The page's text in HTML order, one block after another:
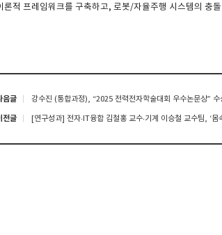
론적 프레임워크를 구축하고, 로봇/자율주행 시스템의 충
음글 강수진 (통합과정), “2025 전력전자학술대회 우수논문상” 수
전글 [연구성과] 전자‧IT융합 김철홍 교수‧기계 이승철 교수팀, ‘